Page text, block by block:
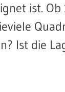
ist.
Ist die